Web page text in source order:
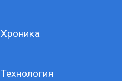
Хроника
Технология